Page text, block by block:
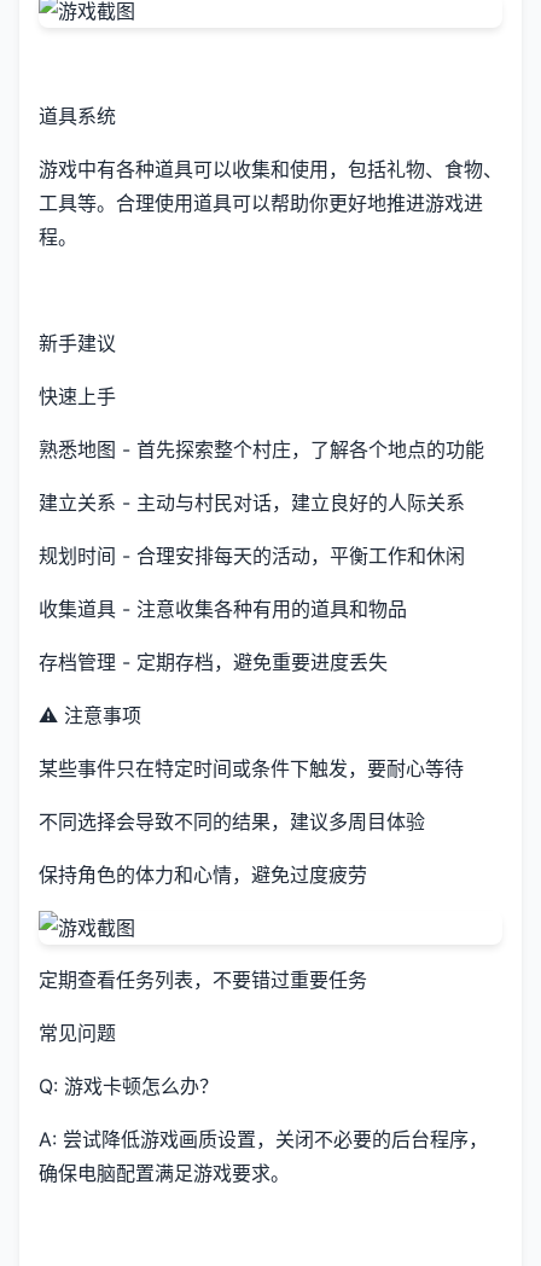
道具系统
游戏中有各种道具可以收集和使用，包括礼物、食物、
工具等。合理使用道具可以帮助你更好地推进游戏进
程。
新手建议
快速上手
熟悉地图 - 首先探索整个村庄，了解各个地点的功能
建立关系 - 主动与村民对话，建立良好的人际关系
规划时间 - 合理安排每天的活动，平衡工作和休闲
收集道具 - 注意收集各种有用的道具和物品
存档管理 - 定期存档，避免重要进度丢失
⚠️ 注意事项
某些事件只在特定时间或条件下触发，要耐心等待
不同选择会导致不同的结果，建议多周目体验
保持角色的体力和心情，避免过度疲劳
定期查看任务列表，不要错过重要任务
常见问题
Q: 游戏卡顿怎么办？
A: 尝试降低游戏画质设置，关闭不必要的后台程序，
确保电脑配置满足游戏要求。